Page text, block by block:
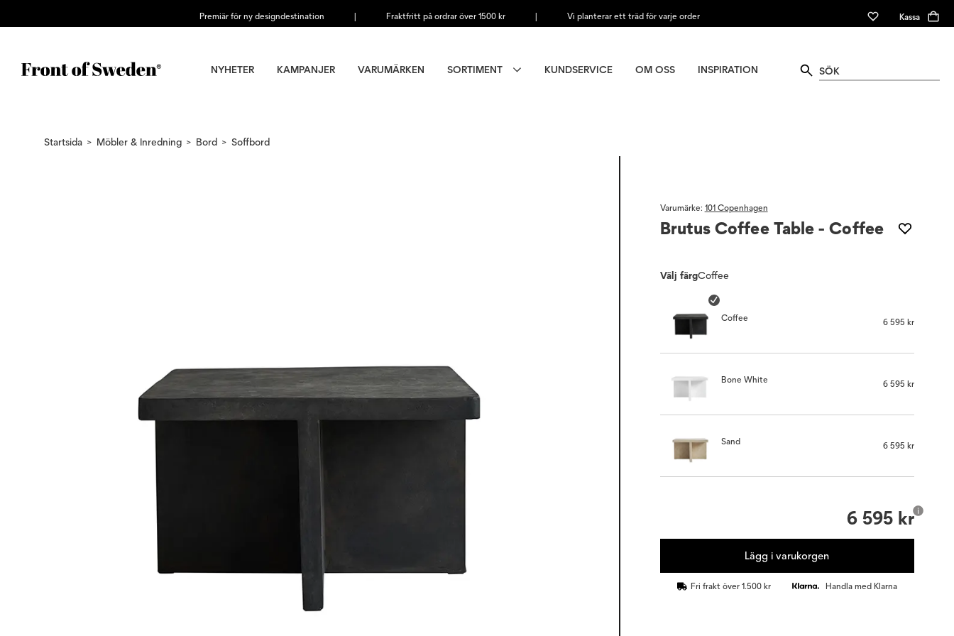
Premiär för ny designdestination | Fraktfritt på ordrar över 1500 kr | Vi planterar ett träd för varje order Kassa
NYHETER KAMPANJER VARUMÄRKEN SORTIMENT KUNDSERVICE OM OSS INSPIRATION
Startsida Möbler & Inredning Bord Soffbord
Brutus Coffee Table - Coffee
Varumärke: 101 Copenhagen
Välj färgCoffee
Coffee 6 595 kr
Bone White 6 595 kr
Sand 6 595 kr
6 595 kr
Lägg i varukorgen
Fri frakt över 1.500 kr Handla med Klarna